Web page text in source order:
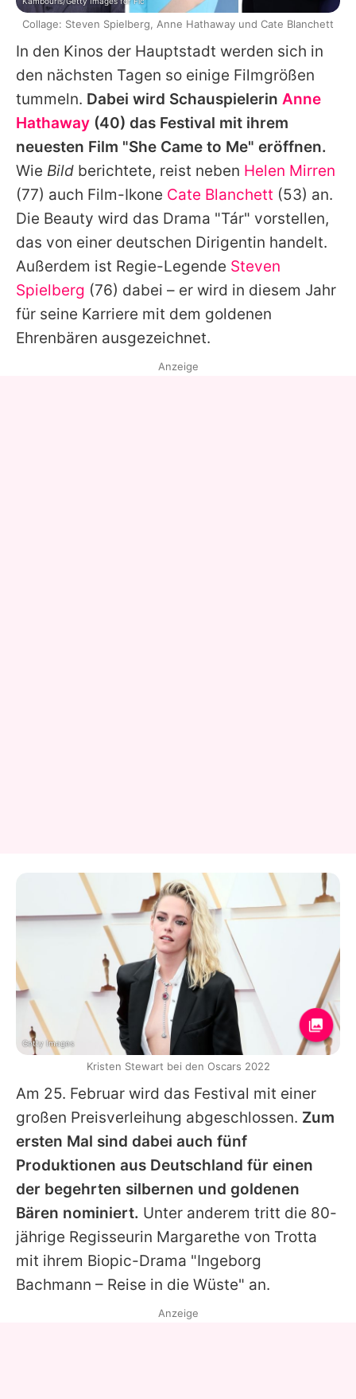
In den Kinos der Hauptstadt werden sich in
den nächsten Tagen so einige Filmgrößen
tummeln. Dabei wird Schauspielerin Anne
Hathaway (40) das Festival mit ihrem
neuesten Film "She Came to Me" eröffnen.
Wie Bild berichtete, reist neben Helen Mirren
(77) auch Film-Ikone Cate Blanchett (53) an.
Die Beauty wird das Drama "Tár" vorstellen,
das von einer deutschen Dirigentin handelt.
Außerdem ist Regie-Legende Steven
Spielberg (76) dabei – er wird in diesem Jahr
für seine Karriere mit dem goldenen
Ehrenbären ausgezeichnet.
Am 25. Februar wird das Festival mit einer
großen Preisverleihung abgeschlossen. Zum
ersten Mal sind dabei auch fünf
Produktionen aus Deutschland für einen
der begehrten silbernen und goldenen
Bären nominiert. Unter anderem tritt die 80-
jährige Regisseurin Margarethe von Trotta
mit ihrem Biopic-Drama "Ingeborg
Bachmann – Reise in die Wüste" an.
Collage: Steven Spielberg, Anne Hathaway und Cate Blanchett
Anzeige
Getty Images
Kristen Stewart bei den Oscars 2022
Anzeige